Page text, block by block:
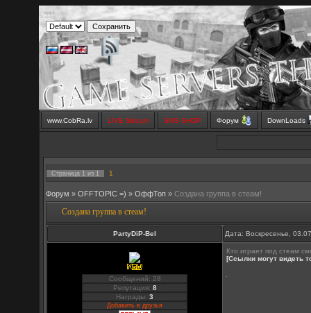
www.CobRa.lv LIVE Stream SMS SHOP Форум DownLoads
Страница 1 из 1 1
Форум » OFFTOPIC =) » OффТоп » Создана группа в стеам!
Создана группа в стеам!
PartyDiP-Bel Дата: Воскресенье,
Сообщений: 28
Репутация: 8
Награды:3
Добавить в друзья
Кто играет под стеам
[Ссылки могут видеть